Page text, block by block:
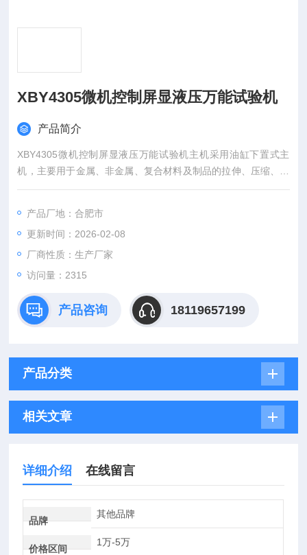
XBY4305微机控制屏显液压万能试验机
产品简介
XBY4305微机控制屏显液压万能试验机主机采用油缸下置式主
机，主要用于金属、非金属、复合材料及制品的拉伸、压缩、弯
曲、剪切等方式的力学性能试验，同时可以根据GB、ISO、JI
泛应用于建筑建工、冶金、航空航天、机械制造、电线电缆、橡
胶塑料等行业的材料检验分析，是科研院所、大专院校、工矿企
业、技术监督、商检仲裁等部门的理想检测设备。
产品厂地：合肥市
更新时间：2026-02-08
厂商性质：生产厂家
访问量：2315
产品咨询 18119657199
产品分类
相关文章
详细介绍 在线留言
品牌
其他品牌
价格区间
1万-5万